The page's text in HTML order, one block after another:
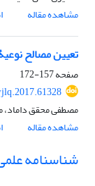
مشاهده مقاله
تعیین مصالح
صفحه157-172
مصطفی محقق داماد،
مشاهده مقاله
شناسنامه